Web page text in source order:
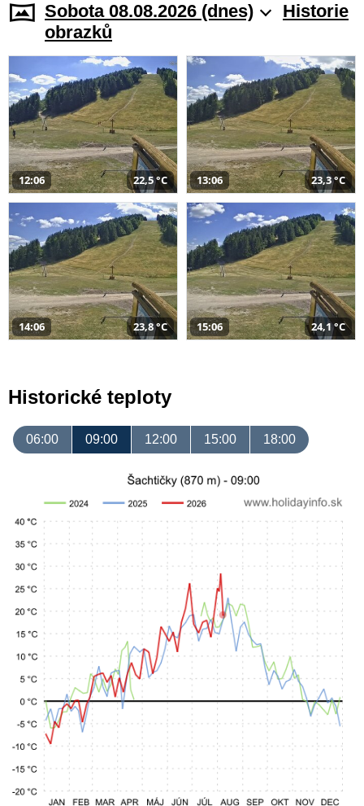
Sobota 08.08.2026 (dnes)
Historie
obrazků
12:06 22,5 °C 13:06 23,3 °C
14:06 23,8 °C 15:06 24,1 °C
Historické teploty
06:00 09:00 12:00 15:00 18:00